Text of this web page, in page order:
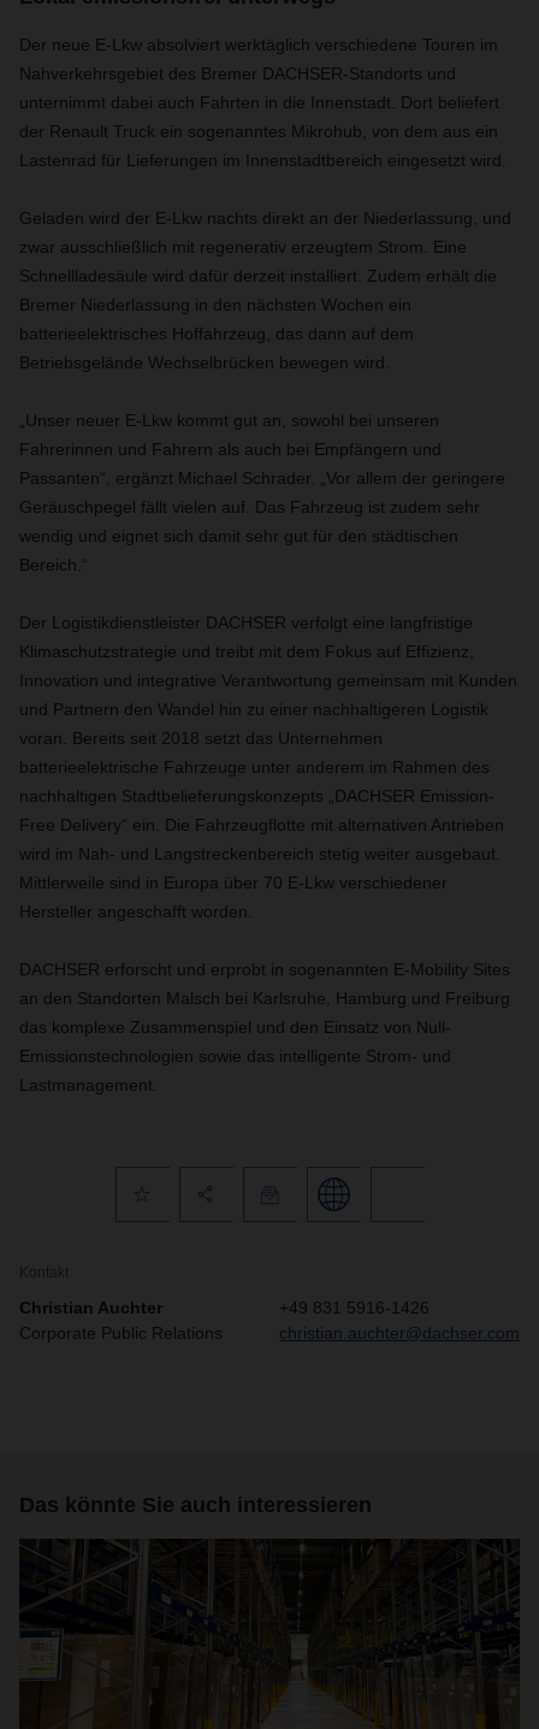
Der neue E-Lkw absolviert werktäglich verschiedene Touren im
Nahverkehrsgebiet des Bremer DACHSER-Standorts und
unternimmt dabei auch Fahrten in die Innenstadt. Dort beliefert
der Renault Truck ein sogenanntes Mikrohub, von dem aus ein
Lastenrad für Lieferungen im Innenstadtbereich eingesetzt wird.
Geladen wird der E-Lkw nachts direkt an der Niederlassung, und
zwar ausschließlich mit regenerativ erzeugtem Strom. Eine
Schnellladesäule wird dafür derzeit installiert. Zudem erhält die
Bremer Niederlassung in den nächsten Wochen ein
batterieelektrisches Hoffahrzeug, das dann auf dem
Betriebsgelände Wechselbrücken bewegen wird.
„Unser neuer E-Lkw kommt gut an, sowohl bei unseren
Fahrerinnen und Fahrern als auch bei Empfängern und
Passanten“, ergänzt Michael Schrader. „Vor allem der geringere
Geräuschpegel fällt vielen auf. Das Fahrzeug ist zudem sehr
wendig und eignet sich damit sehr gut für den städtischen
Bereich.“
Der Logistikdienstleister DACHSER verfolgt eine langfristige
Klimaschutzstrategie und treibt mit dem Fokus auf Effizienz,
Innovation und integrative Verantwortung gemeinsam mit Kunden
und Partnern den Wandel hin zu einer nachhaltigeren Logistik
voran. Bereits seit 2018 setzt das Unternehmen
batterieelektrische Fahrzeuge unter anderem im Rahmen des
nachhaltigen Stadtbelieferungskonzepts „DACHSER Emission-
Free Delivery“ ein. Die Fahrzeugflotte mit alternativen Antrieben
wird im Nah- und Langstreckenbereich stetig weiter ausgebaut.
Mittlerweile sind in Europa über 70 E-Lkw verschiedener
Hersteller angeschafft worden.
DACHSER erforscht und erprobt in sogenannten E-Mobility Sites
an den Standorten Malsch bei Karlsruhe, Hamburg und Freiburg
das komplexe Zusammenspiel und den Einsatz von Null-
Emissionstechnologien sowie das intelligente Strom- und
Lastmanagement.
Kontakt
Christian Auchter
Corporate Public Relations
+49 831 5916-1426
christian.auchter@dachser.com
Das könnte Sie auch interessieren